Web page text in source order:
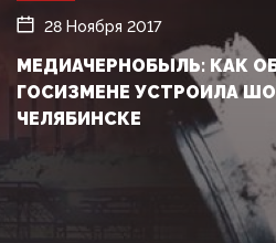
28 Ноября 2017
МЕДИАЧЕРНОБЫЛЬ: КАК
ГОСИЗМЕНЕ УСТРОИЛА
ЧЕЛЯБИНСКЕ